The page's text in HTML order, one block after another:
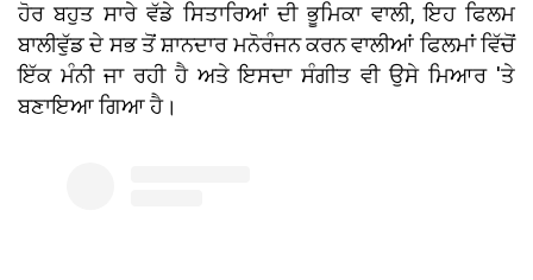
ਹੋਰ ਬਹੁਤ ਸਾਰੇ ਵੱਡੇ ਸਿਤਾਰਿਆਂ ਦੀ ਭੂਮਿਕਾ ਵਾਲੀ, ਇਹ ਫਿਲਮ
ਬਾਲੀਵੁੱਡ ਦੇ ਸਭ ਤੋਂ ਸ਼ਾਨਦਾਰ ਮਨੋਰੰਜਨ ਕਰਨ ਵਾਲੀਆਂ ਫਿਲਮਾਂ ਵਿੱਚੋਂ
ਇੱਕ ਮੰਨੀ ਜਾ ਰਹੀ ਹੈ ਅਤੇ ਇਸਦਾ ਸੰਗੀਤ ਵੀ ਉਸੇ ਮਿਆਰ 'ਤੇ
ਬਣਾਇਆ ਗਿਆ ਹੈ।